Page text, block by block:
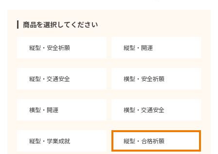
商品を選択してください
縦型・安全祈願 縦型・開運
縦型・交通安全 横型・安全祈願
横型・開運 横型・交通安全
縦型・学業成就 縦型・合格祈願